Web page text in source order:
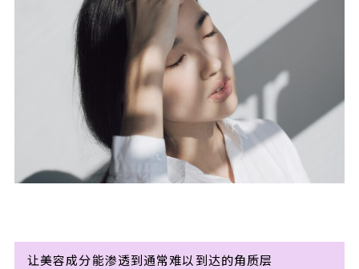
让美容成分能渗透到通常难以到达的角质层